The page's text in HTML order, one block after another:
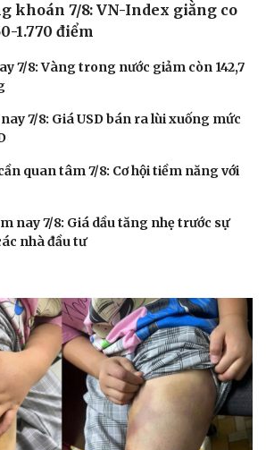
khoán 7/8: VN-Index giằng co
1.770 điểm
7/8: Vàng trong nước giảm còn 142,7
7/8: Giá USD bán ra lùi xuống mức
quan tâm 7/8: Cơ hội tiềm năng với
nay 7/8: Giá dầu tăng nhẹ trước sự
nhà đầu tư